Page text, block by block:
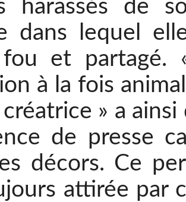
harassés de
dans lequel
et partagé.
à la fois
» a
de presse
décors. Ce
attirée par